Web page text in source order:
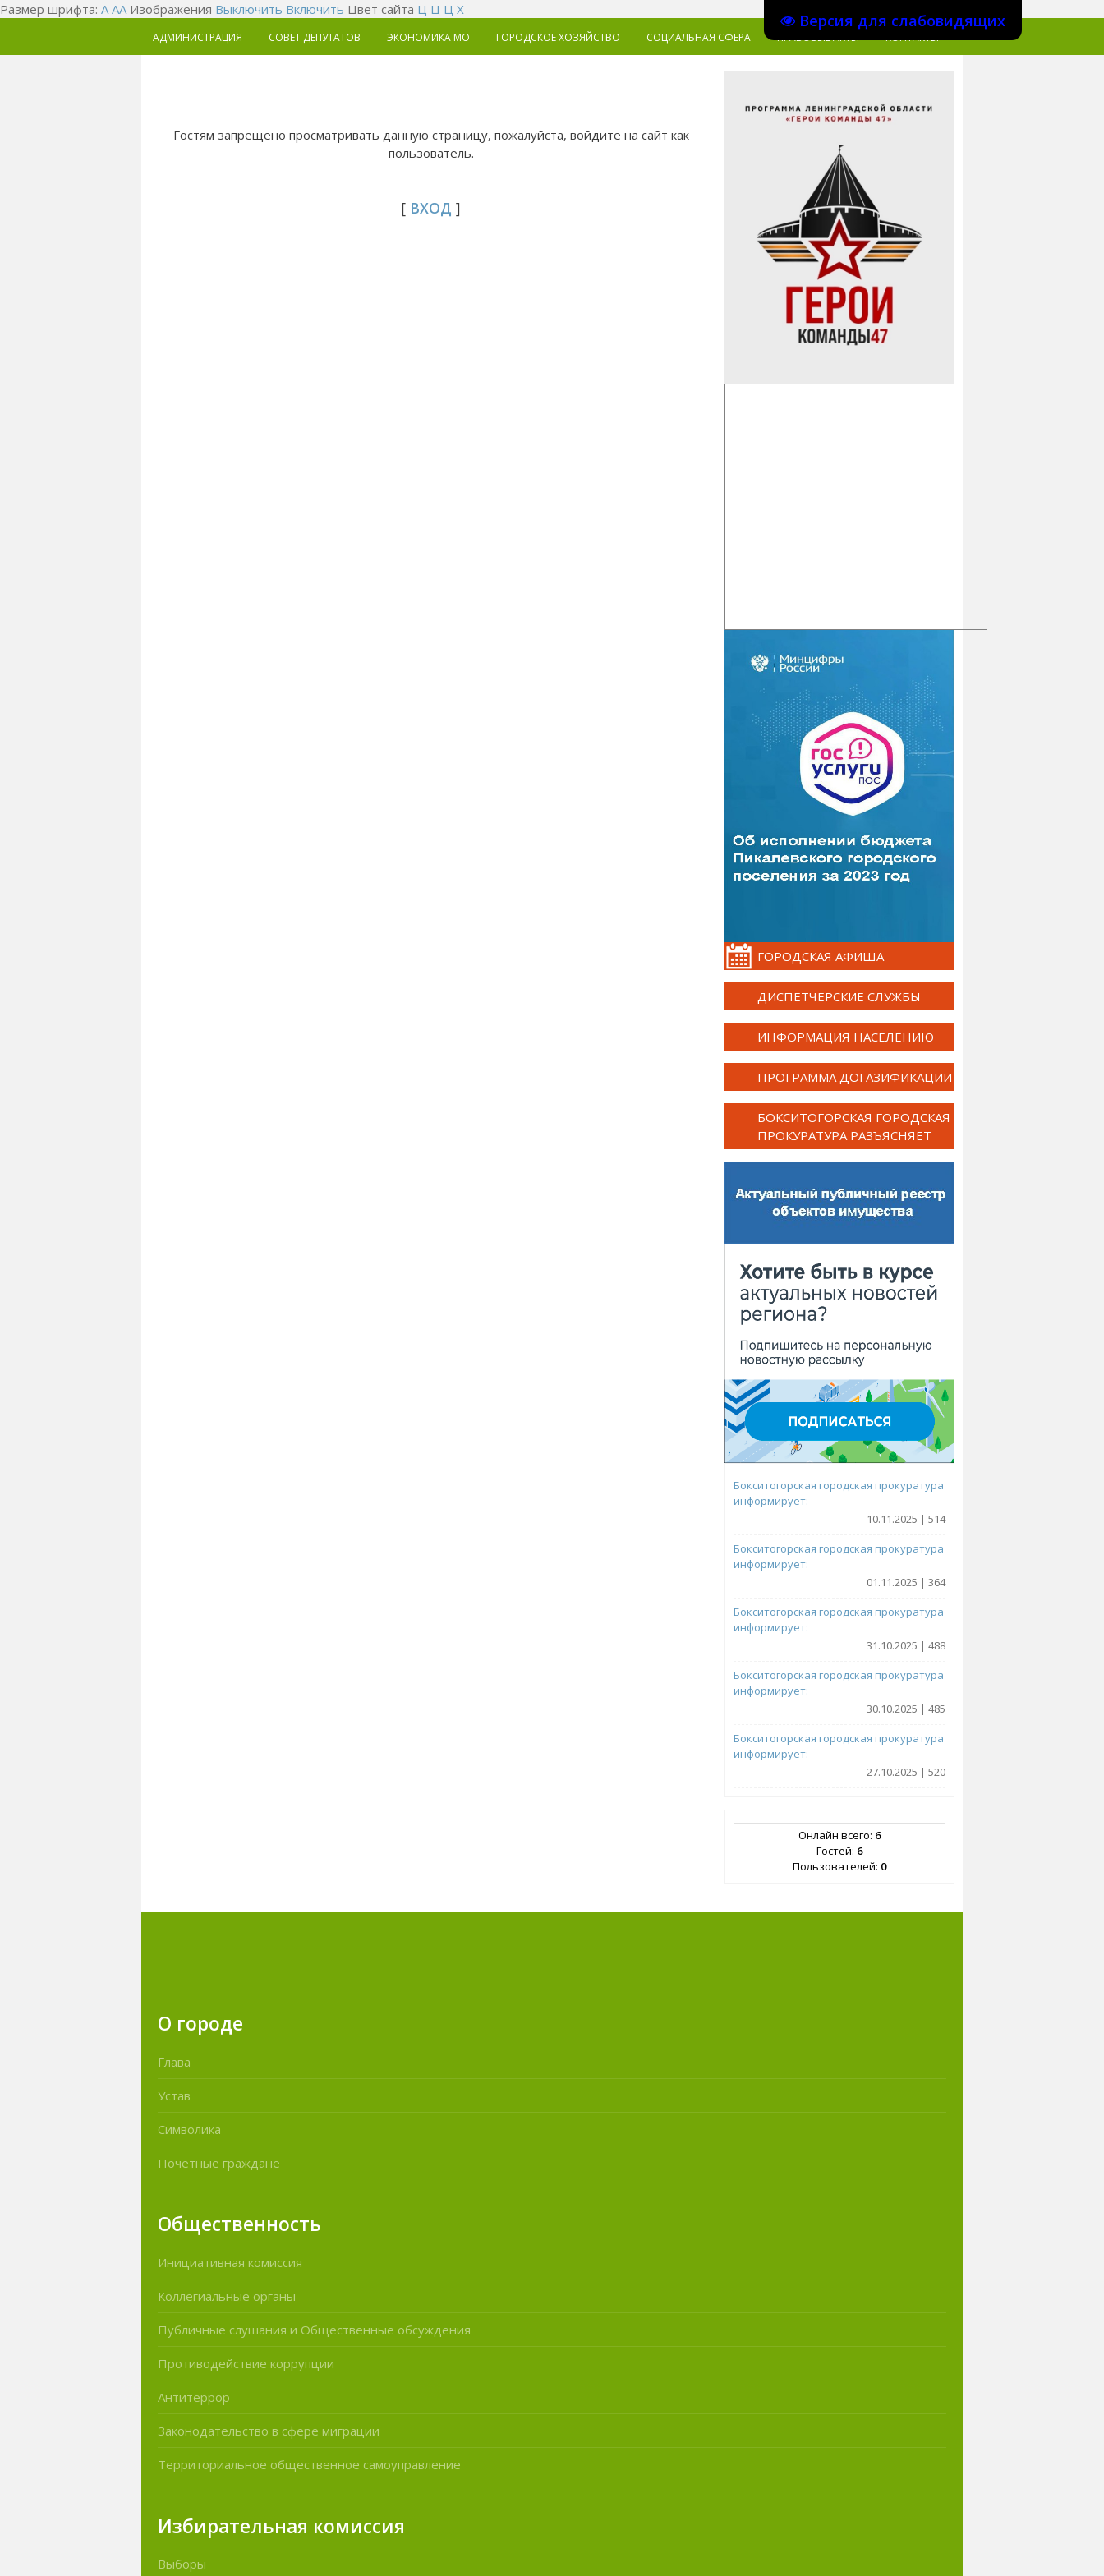
Версия для слабовидящих
Размер шрифта: A AAИзображения Выключить Включить Цвет сайта Ц Ц Ц Х
АДМИНИСТРАЦИЯ СОВЕТ ДЕПУТАТОВ ЭКОНОМИКА MO ГОРОДСКОЕ ХОЗЯЙСТВО СОЦИАЛЬНАЯ СФЕРА ПРАВОВЫЕ АКТЫ КОНТАКТЫ
Гостям запрещено просматривать данную страницу, пожалуйста, войдите на сайт как
пользователь.
[ ВХОД ]
ГОРОДСКАЯ АФИША
ДИСПЕТЧЕРСКИЕ СЛУЖБЫ
ИНФОРМАЦИЯ НАСЕЛЕНИЮ
ПРОГРАММА ДОГАЗИФИКАЦИИ
БОКСИТОГОРСКАЯ ГОРОДСКАЯ
ПРОКУРАТУРА РАЗЪЯСНЯЕТ
Бокситогорская городская прокуратура
информирует:
10.11.2025 | 514
Бокситогорская городская прокуратура
информирует:
01.11.2025 | 364
Бокситогорская городская прокуратура
информирует:
31.10.2025 | 488
Бокситогорская городская прокуратура
информирует:
30.10.2025 | 485
Бокситогорская городская прокуратура
информирует:
27.10.2025 | 520
Онлайн всего: 6
Гостей: 6
Пользователей: 0
О городе
Глава
Устав
Символика
Почетные граждане
Общественность
Инициативная комиссия
Коллегиальные органы
Публичные слушания и Общественные обсуждения
Противодействие коррупции
Антитеррор
Законодательство в сфере миграции
Территориальное общественное самоуправление
Избирательная комиссия
Выборы